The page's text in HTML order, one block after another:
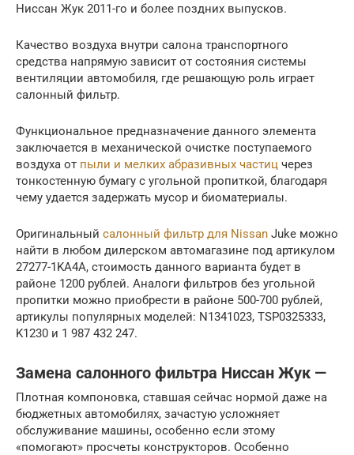
Ниссан Жук 2011-го и более поздних выпусков.
Качество воздуха внутри салона транспортного
средства напрямую зависит от состояния системы
вентиляции автомобиля, где решающую роль играет
салонный фильтр.
Функциональное предназначение данного элемента
заключается в механической очистке поступаемого
воздуха от пыли и мелких абразивных частиц через
тонкостенную бумагу с угольной пропиткой, благодаря
чему удается задержать мусор и биоматериалы.
Оригинальный салонный фильтр для Nissan Juke можно
найти в любом дилерском автомагазине под артикулом
27277-1KA4A, стоимость данного варианта будет в
районе 1200 рублей. Аналоги фильтров без угольной
пропитки можно приобрести в районе 500-700 рублей,
артикулы популярных моделей: N1341023, TSP0325333,
K1230 и 1 987 432 247.
Замена салонного фильтра Ниссан Жук —
Плотная компоновка, ставшая сейчас нормой даже на
бюджетных автомобилях, зачастую усложняет
обслуживание машины, особенно если этому
«помогают» просчеты конструкторов. Особенно